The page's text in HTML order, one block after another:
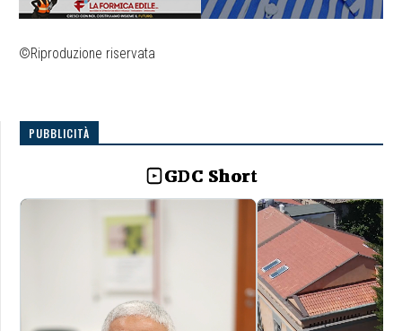
©Riproduzione riservata
PUBBLICITÀ
GDC Short